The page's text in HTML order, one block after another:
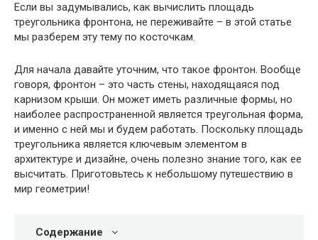
Если вы задумывались, как вычислить площадь
треугольника фронтона, не переживайте – в этой статье
мы разберем эту тему по косточкам.
Для начала давайте уточним, что такое фронтон. Вообще
говоря, фронтон – это часть стены, находящаяся под
карнизом крыши. Он может иметь различные формы, но
наиболее распространенной является треугольная форма,
и именно с ней мы и будем работать. Поскольку площадь
треугольника является ключевым элементом в
архитектуре и дизайне, очень полезно знание того, как ее
высчитать. Приготовьтесь к небольшому путешествию в
мир геометрии!
Содержание